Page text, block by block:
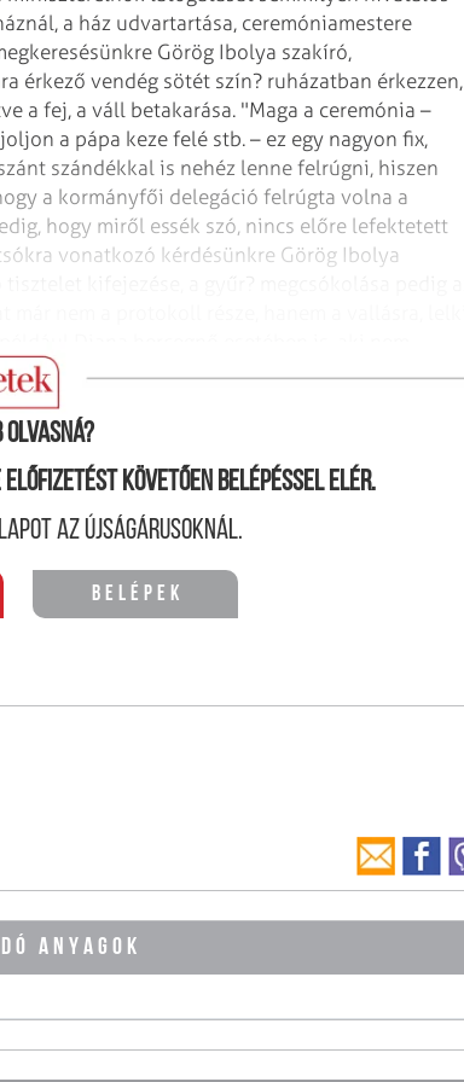
a ház udvartartása, ceremóniamestere
Görög Ibolya szakíró,
érkező vendég sötét szín? ruházatban érkezzen,
a fej, a váll betakarása. "Maga a ceremónia –
a pápa keze felé stb. – ez egy nagyon fix,
szándékkal is nehéz lenne felrúgni, hiszen
a kormányfői delegáció felrúgta volna a
hogy miről essék szó, nincs előre lefektetett
vonatkozó kérdésünkre Görög Ibolya
államfőnek kijáró tisztelet kifejezése végett."
olvasná?
előfizetést követően belépéssel elér.
az újságárusoknál.
Belépek
ANYAGOK